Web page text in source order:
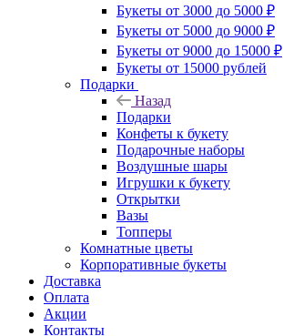
Букеты от 3000 до 5000 ₽
Букеты от 5000 до 9000 ₽
Букеты от 9000 до 15000 ₽
Букеты от 15000 рублей
Подарки
Назад
Подарки
Конфеты к букету
Подарочные наборы
Воздушные шары
Игрушки к букету
Открытки
Вазы
Топперы
Комнатные цветы
Корпоративные букеты
Доставка
Оплата
Акции
Контакты